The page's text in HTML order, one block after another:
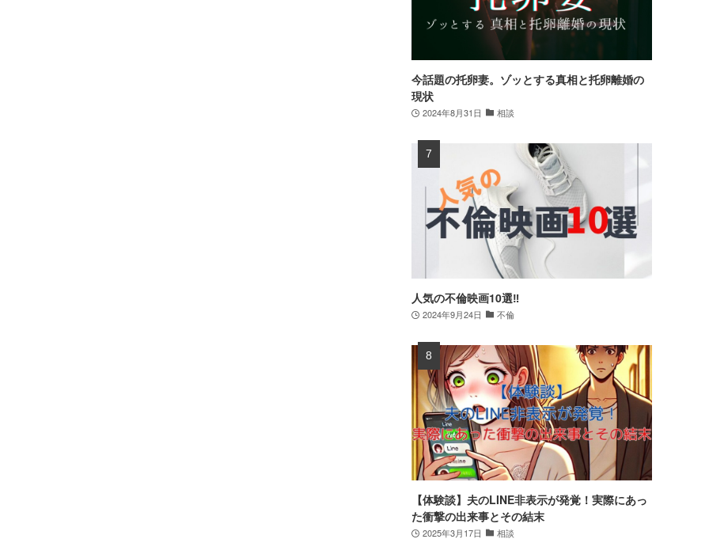
今話題の托卵妻。ゾッとする真相と托卵離婚の
現状
2024年8月31日 相談
人気の不倫映画10選‼
2024年9月24日 不倫
【体験談】夫のLINE非表示が発覚！実際にあっ
た衝撃の出来事とその結末
2025年3月17日 相談